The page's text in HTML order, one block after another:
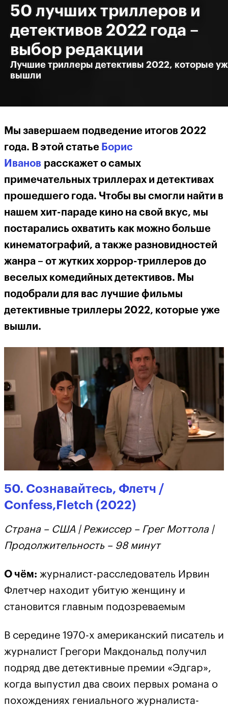
50 лучших триллеров и
детективов 2022 года –
выбор редакции
Лучшие триллеры детективы 2022, которые
вышли
Мы завершаем подведение итогов 2022
года. В этой статье Борис
Иванов расскажет о самых
примечательных триллерах и детективах
прошедшего года. Чтобы вы смогли найти в
нашем хит-параде кино на свой вкус, мы
постарались охватить как можно больше
кинематографий, а также разновидностей
жанра – от жутких хоррор-триллеров до
веселых комедийных детективов. Мы
подобрали для вас лучшие фильмы
детективные триллеры 2022, которые уже
вышли.
50. Сознавайтесь, Флетч /
Confess,Fletch (2022)
Страна – США | Режиссер – Грег Моттола |
Продолжительность – 98 минут
О чём: журналист-расследователь Ирвин
Флетчер находит убитую женщину и
становится главным подозреваемым
В середине 1970-х американский писатель и
журналист Грегори Макдональд получил
подряд две детективные премии «Эдгар»,
когда выпустил два своих первых романа о
похождениях гениального журналиста-